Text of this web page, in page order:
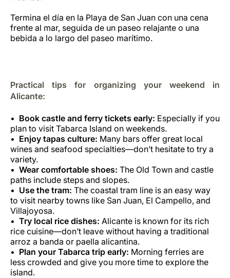
Termina el día en la Playa de San Juan con una cena
frente al mar, seguida de un paseo relajante o una
bebida a lo largo del paseo marítimo.
Practical tips for organizing your weekend in
Alicante:
Book castle and ferry tickets early: Especially if you
plan to visit Tabarca Island on weekends.
Enjoy tapas culture: Many bars offer great local
wines and seafood specialties—don’t hesitate to try a
variety.
Wear comfortable shoes: The Old Town and castle
paths include steps and slopes.
Use the tram: The coastal tram line is an easy way
to visit nearby towns like San Juan, El Campello, and
Villajoyosa.
Try local rice dishes: Alicante is known for its rich
rice cuisine—don’t leave without having a traditional
arroz a banda or paella alicantina.
Plan your Tabarca trip early: Morning ferries are
less crowded and give you more time to explore the
island.